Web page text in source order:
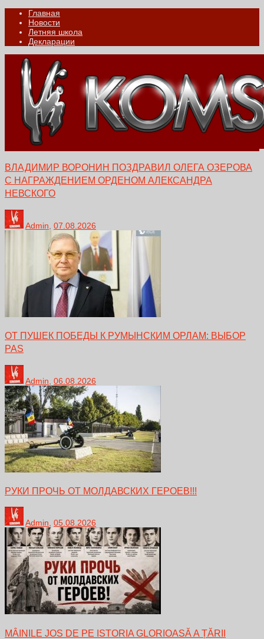
Главная
Новости
Летняя школа
Декларации
ВЛАДИМИР ВОРОНИН ПОЗДРАВИЛ ОЛЕГА ОЗЕРОВА
С НАГРАЖДЕНИЕМ ОРДЕНОМ АЛЕКСАНДРА
НЕВСКОГО
Admin 07.08.2026
ОТ ПУШЕК ПОБЕДЫ К РУМЫНСКИМ ОРЛАМ: ВЫБОР
PAS
Admin 06.08.2026
РУКИ ПРОЧЬ ОТ МОЛДАВСКИХ ГЕРОЕВ!!!
Admin, 05.08.2026
MÂINILE JOS DE PE ISTORIA GLORIOASĂ A ȚĂRII